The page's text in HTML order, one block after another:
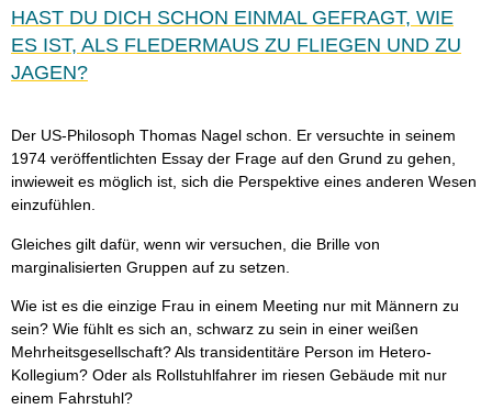
HAST DU DICH SCHON EINMAL GEFRAGT, WIE
ES IST, ALS FLEDERMAUS ZU FLIEGEN UND ZU
JAGEN?
Der US-Philosoph Thomas Nagel schon. Er versuchte in seinem
1974 veröffentlichten Essay der Frage auf den Grund zu gehen,
inwieweit es möglich ist, sich die Perspektive eines anderen Wesen
einzufühlen.
Gleiches gilt dafür, wenn wir versuchen, die Brille von
marginalisierten Gruppen auf zu setzen.
Wie ist es die einzige Frau in einem Meeting nur mit Männern zu
sein? Wie fühlt es sich an, schwarz zu sein in einer weißen
Mehrheitsgesellschaft? Als transidentitäre Person im Hetero-
Kollegium? Oder als Rollstuhlfahrer im riesen Gebäude mit nur
einem Fahrstuhl?